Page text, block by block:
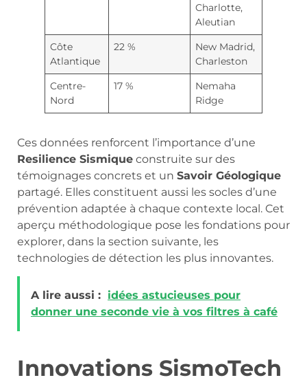
Charlotte,
Aleutian
Côte
Atlantique
22 %
New Madrid,
Charleston
Centre-
Nord
17 %
Nemaha
Ridge
Ces données renforcent l’importance d’une
Resilience Sismique construite sur des
témoignages concrets et un Savoir Géologique
partagé. Elles constituent aussi les socles d’une
prévention adaptée à chaque contexte local. Cet
aperçu méthodologique pose les fondations pour
explorer, dans la section suivante, les
technologies de détection les plus innovantes.
A lire aussi : idées astucieuses pour
donner une seconde vie à vos filtres à café
Innovations SismoTech